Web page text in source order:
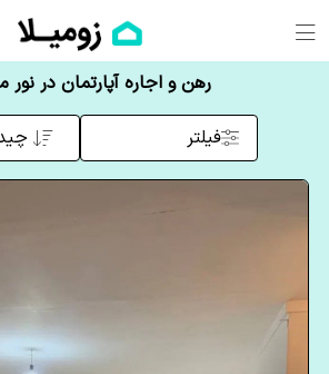
رهن و اجاره آپارتمان در نور
فیلتر